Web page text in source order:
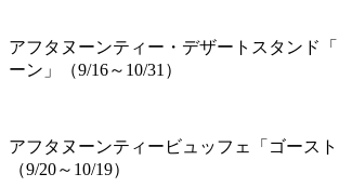
アフタヌーンティー・デザートスタンド
ーン」（9/16～10/31）
アフタヌーンティービュッフェ「ゴースト
（9/20～10/19）